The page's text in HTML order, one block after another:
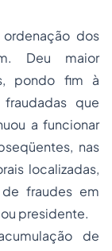
dos
Deu maior
pondo fim à
que
a funcionar
nas
localizadas,
fraudes em
presidente.
de